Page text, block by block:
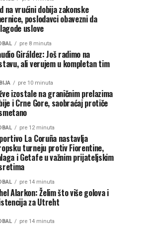
na vrućini dobija zakonske
poslodavci obavezni da
uslove
pre 8 minuta
Giráldez: Još radimo na
ali verujem u kompletan tim
pre 10 minuta
izostale na graničnim prelazima
i Crne Gore, saobraćaj protiče
pre 12 minuta
La Coruña nastavlja
turneju protiv Fiorentine,
i Getafe u važnim prijateljskim
pre 14 minuta
Alarkon: Želim što više golova i
za Utreht
pre 14 minuta